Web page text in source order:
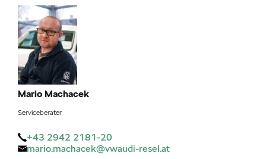
Mario Machacek
Serviceberater
+43 2942 2181-20
mario.machacek@vwaudi-resel.at